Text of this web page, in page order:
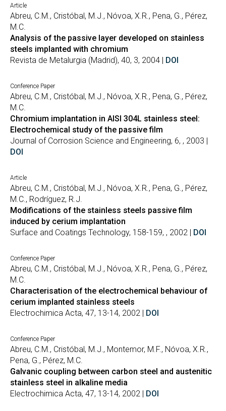
Article
Abreu, C.M., Cristóbal, M.J., Nóvoa, X.R., Pena, G., Pérez,
M.C.
Analysis of the passive layer developed on stainless
steels implanted with chromium
Revista de Metalurgia (Madrid), 40, 3, 2004 | DOI
Conference Paper
Abreu, C.M., Cristóbal, M.J., Nóvoa, X.R., Pena, G., Pérez,
M.C.
Chromium implantation in AISI 304L stainless steel:
Electrochemical study of the passive film
Journal of Corrosion Science and Engineering, 6, , 2003 |
DOI
Article
Abreu, C.M., Cristóbal, M.J., Nóvoa, X.R., Pena, G., Pérez,
M.C., Rodríguez, R.J.
Modifications of the stainless steels passive film
induced by cerium implantation
Surface and Coatings Technology, 158-159, , 2002 | DOI
Conference Paper
Abreu, C.M., Cristóbal, M.J., Nóvoa, X.R., Pena, G., Pérez,
M.C.
Characterisation of the electrochemical behaviour of
cerium implanted stainless steels
Electrochimica Acta, 47, 13-14, 2002 | DOI
Conference Paper
Abreu, C.M., Cristóbal, M.J., Montemor, M.F., Nóvoa, X.R.,
Pena, G., Pérez, M.C.
Galvanic coupling between carbon steel and austenitic
stainless steel in alkaline media
Electrochimica Acta, 47, 13-14, 2002 | DOI